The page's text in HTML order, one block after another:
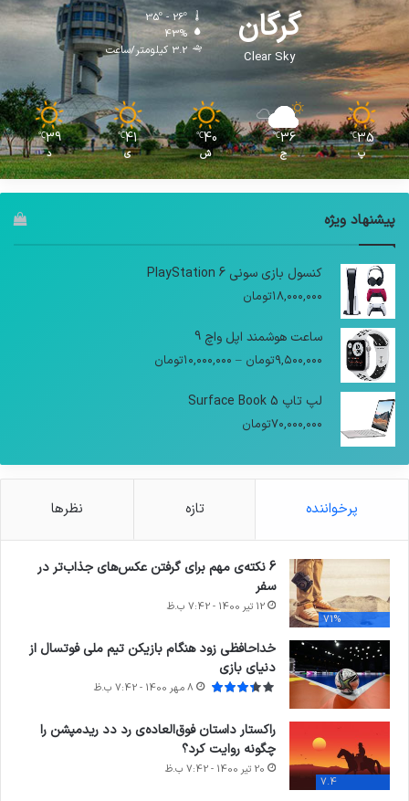
گرگان
Clear Sky
35º - 26º
43%
3.2 کیلومتر/ساعت
35
℃
پ
36
℃
ج
40
℃
ش
41
℃
ی
39
℃
د
پیشنهاد ویژه
کنسول بازی سونی PlayStation 6
۱۸,۰۰۰,۰۰۰تومان
ساعت هوشمند اپل واچ 9
۹,۵۰۰,۰۰۰تومان – ۱۰,۰۰۰,۰۰۰تومان
لپ تاپ Surface Book 5
۷۰,۰۰۰,۰۰۰تومان
پرخواننده تازه نظرها
71%
6 نکته‌ی مهم برای گرفتن عکس‌های جذاب‌تر در
سفر
12 تیر 1400 - 7:42 ب.ظ
خداحافظی زود هنگام بازیکن تیم ملی فوتسال از
دنیای بازی
8 مهر 1400 - 7:42 ب.ظ
7.4
راکستار داستان فوق‌العاده‌ی رد دد ریدمپشن را
چگونه روایت کرد؟
20 تیر 1400 - 7:42 ب.ظ